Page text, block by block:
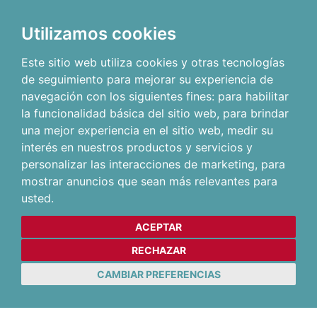
Utilizamos cookies
Este sitio web utiliza cookies y otras tecnologías
de seguimiento para mejorar su experiencia de
navegación con los siguientes fines: para habilitar
la funcionalidad básica del sitio web, para brindar
una mejor experiencia en el sitio web, medir su
interés en nuestros productos y servicios y
personalizar las interacciones de marketing, para
mostrar anuncios que sean más relevantes para
usted.
ACEPTAR
RECHAZAR
CAMBIAR PREFERENCIAS